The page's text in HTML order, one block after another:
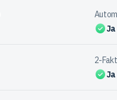
Ja
2-
Ja